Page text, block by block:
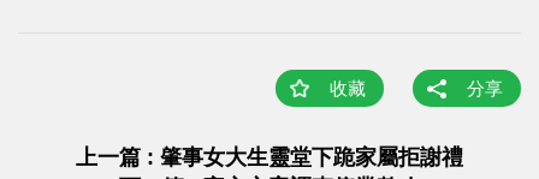
收藏 分享
上一篇 : 肇事女大生靈堂下跪家屬拒謝禮